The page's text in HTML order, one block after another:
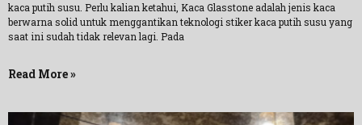
kaca putih susu. Perlu kalian ketahui, Kaca Glasstone adalah jenis kaca
berwarna solid untuk menggantikan teknologi stiker kaca putih susu yang
saat ini sudah tidak relevan lagi. Pada
Read More »